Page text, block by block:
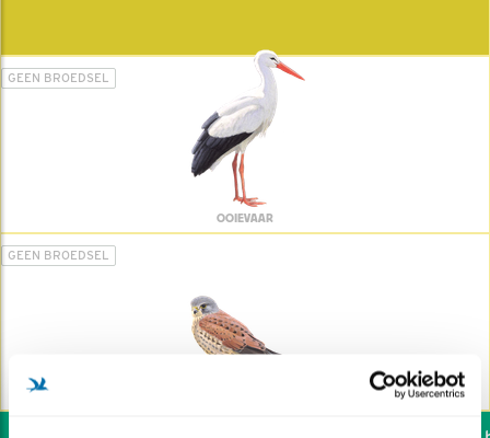
GEEN BROEDSEL
OOIEVAAR
GEEN BROEDSEL